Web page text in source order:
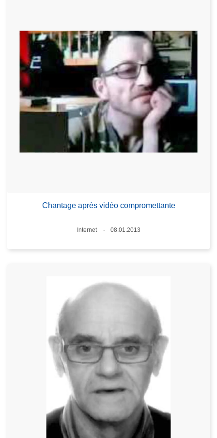
Chantage après vidéo compromettante
Standort
Internet
08.01.2013